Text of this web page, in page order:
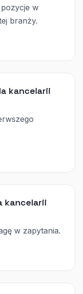
w
branży.
kancelarii
kancelarii
w zapytania.